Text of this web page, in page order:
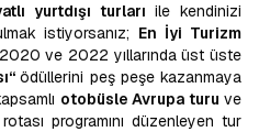
yurtdışı turları ile kendinizi
istiyorsanız; En İyi Turizm
ve 2022 yıllarında üst üste
ödüllerini peş peşe kazanmaya
otobüsle Avrupa turu ve
programını düzenleyen tur